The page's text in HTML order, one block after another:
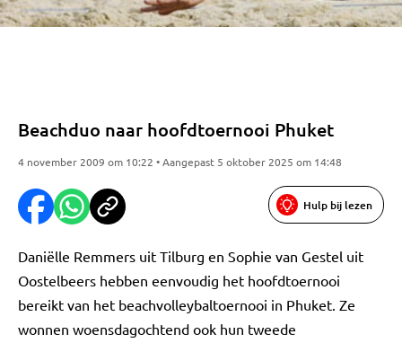
Beachduo naar hoofdtoernooi Phuket
4 november 2009 om 10:22 • Aangepast 5 oktober 2025 om 14:48
Hulp bij lezen
Daniëlle Remmers uit Tilburg en Sophie van Gestel uit
Oostelbeers hebben eenvoudig het hoofdtoernooi
bereikt van het beachvolleybaltoernooi in Phuket. Ze
wonnen woensdagochtend ook hun tweede